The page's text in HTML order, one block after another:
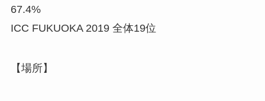
67.4%
ICC FUKUOKA 2019 全体19位
【場所】